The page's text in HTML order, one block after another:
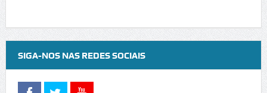
SIGA-NOS NAS REDES SOCIAIS